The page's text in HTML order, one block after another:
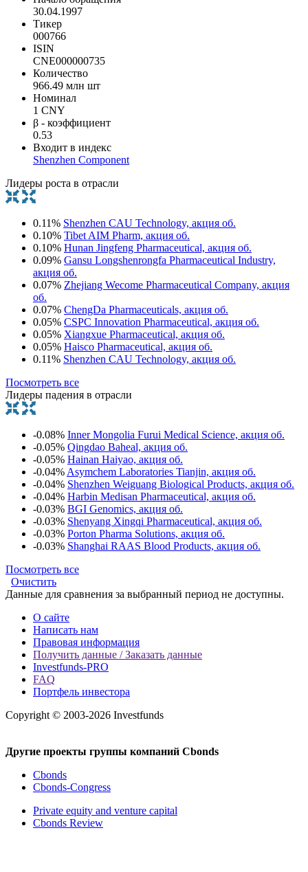
30.04.1997
Тикер
000766
ISIN
CNE000000735
Количество
966.49 млн шт
Номинал
1 CNY
β - коэффициент
0.53
Входит в индекс
Shenzhen Component
Лидеры роста в отрасли
0.11% Shenzhen CAU Technology, акция об.
0.10% Tibet AIM Pharm, акция об.
0.10% Hunan Jingfeng Pharmaceutical, акция об.
0.09% Gansu Longshenrongfa Pharmaceutical Industry,
акция об.
0.07% Zhejiang Wecome Pharmaceutical Company, акция
об.
0.07% ChengDa Pharmaceuticals, акция об.
0.05% CSPC Innovation Pharmaceutical, акция об.
0.05% Xiangxue Pharmaceutical, акция об.
0.05% Haisco Pharmaceutical, акция об.
0.11% Shenzhen CAU Technology, акция об.
Посмотреть все
Лидеры падения в отрасли
-0.08% Inner Mongolia Furui Medical Science, акция об.
-0.05% Qingdao Baheal, акция об.
-0.05% Hainan Haiyao, акция об.
-0.04% Asymchem Laboratories Tianjin, акция об.
-0.04% Shenzhen Weiguang Biological Products, акция об.
-0.04% Harbin Medisan Pharmaceutical, акция об.
-0.03% BGI Genomics, акция об.
-0.03% Shenyang Xingqi Pharmaceutical, акция об.
-0.03% Porton Pharma Solutions, акция об.
-0.03% Shanghai RAAS Blood Products, акция об.
Посмотреть все
Очистить
Данные для сравнения за выбранный период не доступны.
О сайте
Написать нам
Правовая информация
Получить данные / Заказать данные
Investfunds-PRO
FAQ
Портфель инвестора
Copyright © 2003-2026 Investfunds
Другие проекты группы компаний Cbonds
Cbonds
Cbonds-Congress
Private equity and venture capital
Cbonds Review